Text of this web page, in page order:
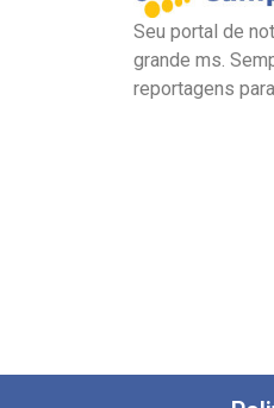
Seu portal de
grande ms.
reportagens